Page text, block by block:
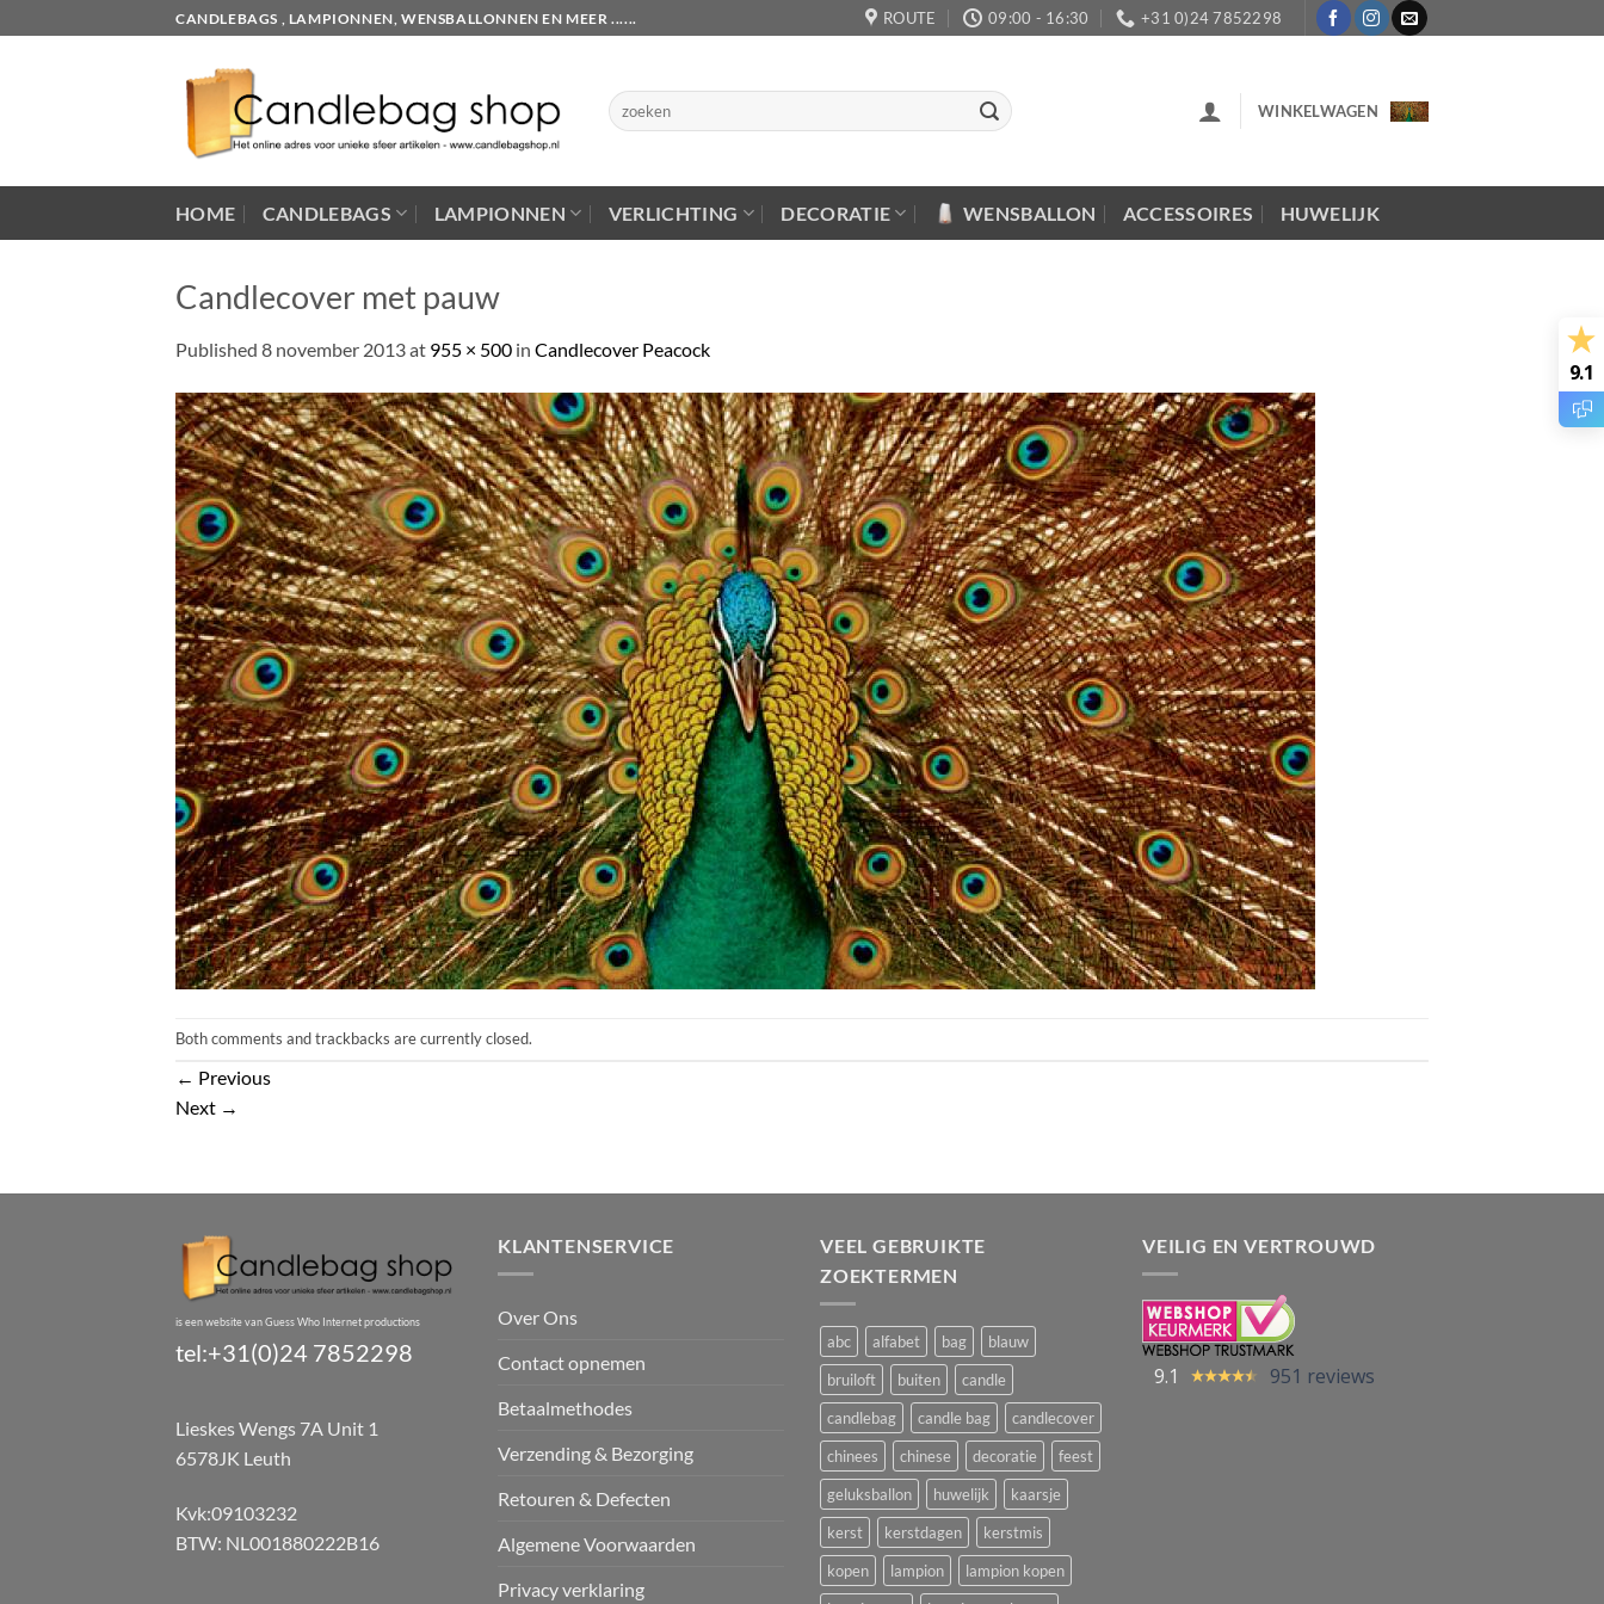
to
CANDLEBAGS , LAMPIONNEN, WENSBALLONNEN EN MEER ...... ROUTE 09:00 - 16:30 +31 0)24 7852298
Zoeken
naar:
WINKELWAGEN
HOME CANDLEBAGS LAMPIONNEN VERLICHTING DECORATIE WENSBALLON ACCESSOIRES HUWELIJK
Candlecover met pauw
Published 8 november 2013at 955 × 500 in Candlecover Peacock
Both comments and trackbacks are currently closed.
← Previous
Next →
is een website van Guess Who Internet productions
tel:+31(0)24 7852298
Lieskes Wengs 7A Unit 1
6578JK Leuth
Kvk:09103232
BTW: NL001880222B16
KLANTENSERVICE
Over Ons
Contact opnemen
Betaalmethodes
Verzending & Bezorging
Retouren & Defecten
Algemene Voorwaarden
Privacy verklaring
VEEL GEBRUIKTE
ZOEKTERMEN
abc alfabet bag
blauw
bruiloft
buiten
candle
candlebag
candle bag
candlecover
chinees
chinese decoratie
feest
geluksballon
huwelijk
kaarsje
kerst
kerstdagen
kerstmis
kopen
lampion
lampion kopen
VEILIG EN VERTROUWD
9.1 951 reviews
9.1